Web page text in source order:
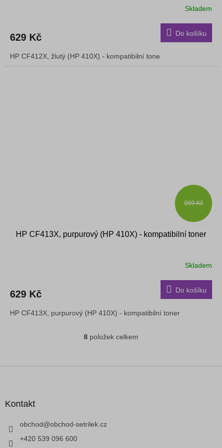
Skladem
629 Kč Do košíku
HP CF412X, žlutý (HP 410X) - kompatibilní tone
999 Kč
HP CF413X, purpurový (HP 410X) - kompatibilní toner
Skladem
629 Kč Do košíku
HP CF413X, purpurový (HP 410X) - kompatibilní toner
O
á
8 položek celkem
Kontakt
obchod@obchod-setrilek.cz
+420 539 096 600